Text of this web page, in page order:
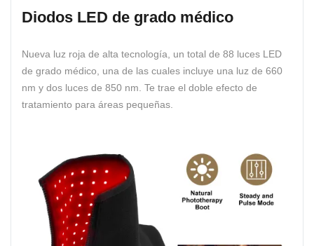
Diodos LED de grado médico
Nueva luz roja de alta tecnología, un total de 88 luces LED
de grado médico, una de las cuales incluye una luz de 660
nm y dos luces de 850 nm. Te trae el doble efecto de
tratamiento para áreas pequeñas.